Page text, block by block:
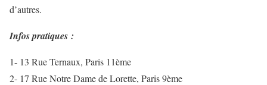
d’autres.
Infos pratiques :
1- 13 Rue Ternaux, Paris 11ème
2- 17 Rue Notre Dame de Lorette, Paris 9ème